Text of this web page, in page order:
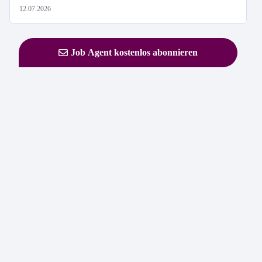
12.07.2026
Job Agent kostenlos abonnieren